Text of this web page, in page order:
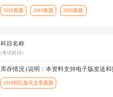
2018真题 2019真题 2020真题
科目名称
(考试科目)
库存情况 (说明：本资料支持电子版发送
2018回忆版无文章真题